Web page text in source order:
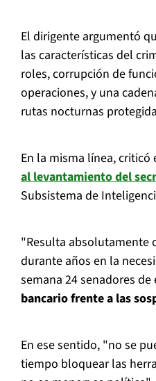
El dirigente argumentó
las características del
roles, corrupción de
operaciones, y una
rutas nocturnas
En la misma línea, criticó
al levantamiento del
Subsistema de
"Resulta absolutamente
durante años en la
semana 24 senadores de
bancario frente a las
En ese sentido, "no se
tiempo bloquear las